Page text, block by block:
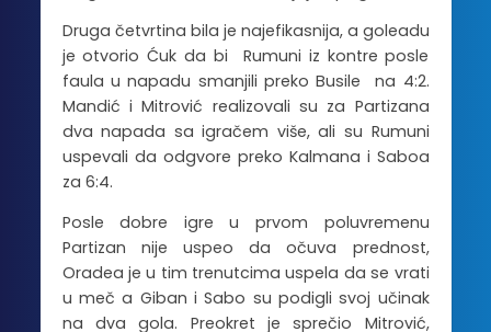
Druga četvrtina bila je najefikasnija, a goleadu
je otvorio Ćuk da bi Rumuni iz kontre posle
faula u napadu smanjili preko Busile na 4:2.
Mandić i Mitrović realizovali su za Partizana
dva napada sa igračem više, ali su Rumuni
uspevali da odgvore preko Kalmana i Saboa
za 6:4.
Posle dobre igre u prvom poluvremenu
Partizan nije uspeo da očuva prednost,
Oradea je u tim trenutcima uspela da se vrati
u meč a Giban i Sabo su podigli svoj učinak
na dva gola. Preokret je sprečio Mitrović,